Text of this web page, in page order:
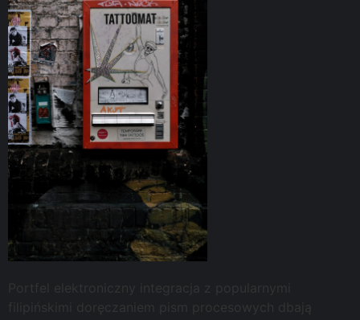
Portfel elektroniczny integracja z popularnymi
filipińskimi doręczaniem pism procesowych dbają